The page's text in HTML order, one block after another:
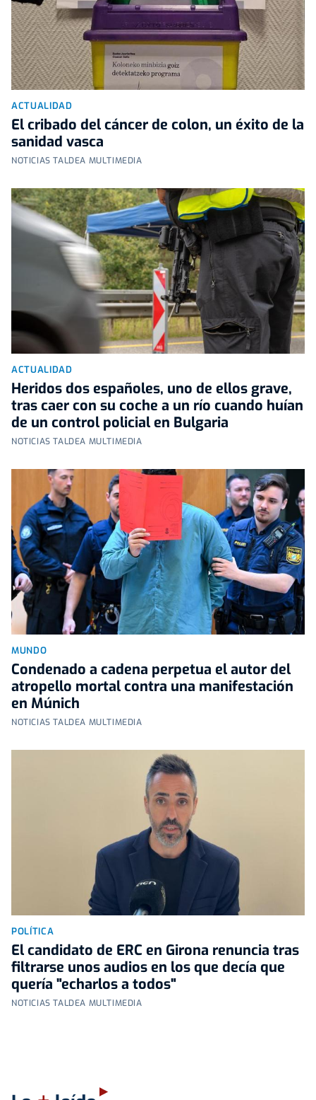
ACTUALIDAD
El cribado del cáncer de colon, un éxito de la
sanidad vasca
NOTICIAS TALDEA MULTIMEDIA
ACTUALIDAD
Heridos dos españoles, uno de ellos grave,
tras caer con su coche a un río cuando huían
de un control policial en Bulgaria
NOTICIAS TALDEA MULTIMEDIA
MUNDO
Condenado a cadena perpetua el autor del
atropello mortal contra una manifestación
en Múnich
NOTICIAS TALDEA MULTIMEDIA
POLÍTICA
El candidato de ERC en Girona renuncia tras
filtrarse unos audios en los que decía que
quería "echarlos a todos"
NOTICIAS TALDEA MULTIMEDIA